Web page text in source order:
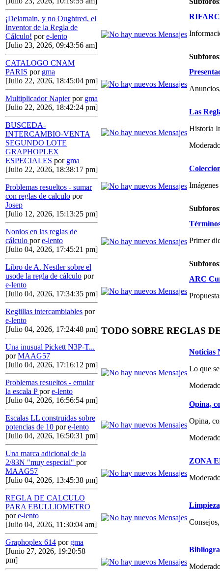
¡Delamain, y no Oughtred, el
Inventor de la Regla de
Cálculo! pore-lento
[Julio 23, 2026, 09:43:56 am]
CATALOGO CNAM
PARIS por gma
[Julio 22, 2026, 18:45:04 pm]
Multiplicador Napier por gma
[Julio 22, 2026, 18:42:24 pm]
BUSCEDA-
INTERCAMBIO-VENTA
SEGUNDO LOTE
GRAPHOPLEX
ESPECIALES por gma
[Julio 22, 2026, 18:38:17 pm]
Problemas resueltos - sumar
con reglas de calculo por
Josep
[Julio 12, 2026, 15:13:25 pm]
Nonios en las reglas de
cálculo pore-lento
[Julio 04, 2026, 17:45:21 pm]
Libro de A. Nestler sobre el
usode la regla de cálculo por
e-lento
[Julio 04, 2026, 17:34:35 pm]
Reglillas intercambiables por
e-lento
[Julio 04, 2026, 17:24:48 pm]
Una inusual Pickett N3P-T...
porMAAG57
[Julio 04, 2026, 17:16:12 pm]
Problemas resueltos - emular
la escala Ppore-lento
[Julio 04, 2026, 16:56:54 pm]
Escalas LL construidas sobre
potencias de 10 pore-lento
[Julio 04, 2026, 16:50:31 pm]
Una marca adicional de la
2/83N "muy especial" por
MAAG57
[Julio 04, 2026, 13:45:38 pm]
REGLA DE CALCULO
PARA EBULLIOMETRO
pore-lento
[Julio 04, 2026, 11:30:04 am]
Graphoplex 614 por gma
[Junio 27, 2026, 19:20:58
pm]
Subforos
Las
Historia
Subforos
Primer
Subforos
ARC
TODO SOBRE REGLAS
Noticias
Lo que
Opina,
Opina,
ZONA